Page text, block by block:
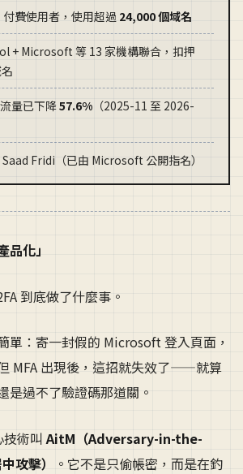
付費使用者，使用超過 24,000 個域名
+ Microsoft 等 13 家機構聯合，扣押
量已下降57.6% （2025-11 至 2026-
Saad Fridi（已由 Microsoft 公開指名）
化」
到底做了什麼事。
單：寄一封假的 Microsoft 登入頁面，
MFA 出現後，這招就失效了——就算
是過不了驗證碼那道關。
技術叫AitM（Adversary-in-the-
攻擊）
。它不是只偷帳密，而是在釣